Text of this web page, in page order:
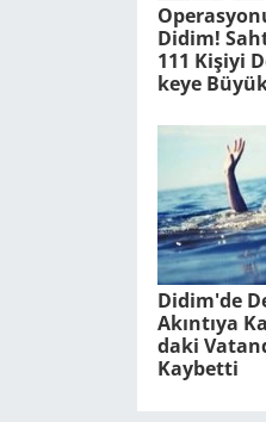
Didim!
111 Ki­şi­yi
ke­ye
Didim'de
Akın­tı­ya
da­ki
Kay­bet­ti